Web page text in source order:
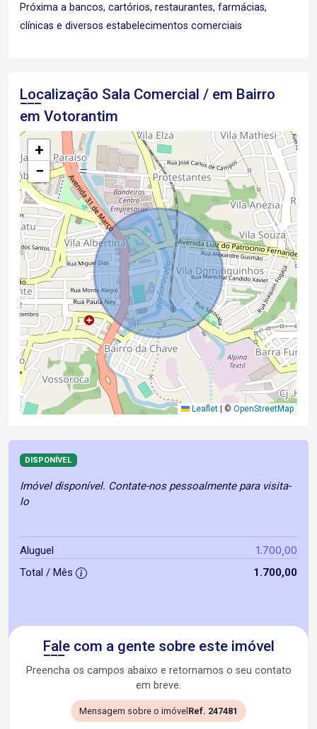
Próxima a bancos, cartórios, restaurantes, farmácias,
clínicas e diversos estabelecimentos comerciais
Localização Sala Comercial / em Bairro
em Votorantim
+
−
Leaflet | © OpenStreetMap
DISPONÍVEL
Imóvel disponível. Contate-nos pessoalmente para visita-
lo
Aluguel 1.700,00
Total / Mês 1.700,00
Fale com a gente sobre este imóvel
Preencha os campos abaixo e retornamos o seu contato
em breve.
Mensagem sobre o imóvelRef. 247481